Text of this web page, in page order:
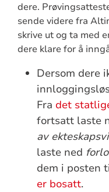
dere.
sende videre fra
skrive ut og ta med
dere klare for å
Dersom dere
Fra det
fortsatt laste
av
laste ned
dem i posten
er bosatt.